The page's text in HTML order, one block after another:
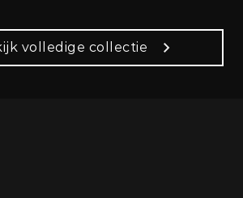
volledige collectie